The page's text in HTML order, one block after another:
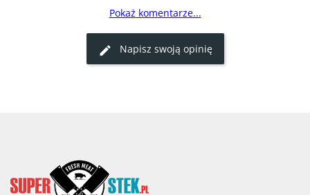
jak to mój mąż ujął "" rozkosz podniebienna""
kindziuk turosieński
kindziuk   posiada duże kawałki mięsa ,odpowiednio doprawiony i
jest bardzo smaczny
Pokaż komentarze...
Napisz swoją opinię